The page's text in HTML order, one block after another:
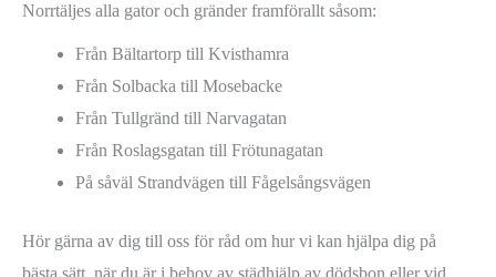
Norrtäljes alla gator och gränder framförallt såsom:
Från Bältartorp till Kvisthamra
Från Solbacka till Mosebacke
Från Tullgränd till Narvagatan
Från Roslagsgatan till Frötunagatan
På såväl Strandvägen till Fågelsångsvägen
Hör gärna av dig till oss för råd om hur vi kan hjälpa dig på
bästa sätt, när du är i behov av städhjälp av dödsbon eller vid